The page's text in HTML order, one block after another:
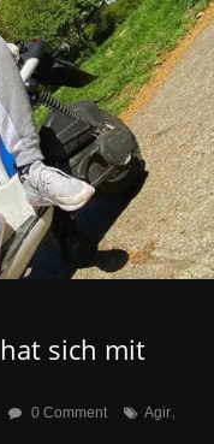
sich mit
0 Comment Agir,